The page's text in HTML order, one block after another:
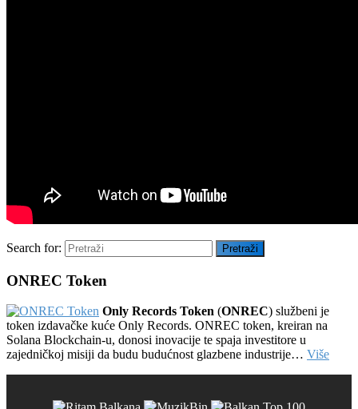
Search for: Pretraži
ONREC Token
Only Records Token (ONREC) službeni je
token izdavačke kuće Only Records. ONREC token, kreiran na
Solana Blockchain-u, donosi inovacije te spaja investitore u
zajedničkoj misiji da budu budućnost glazbene industrije… Više